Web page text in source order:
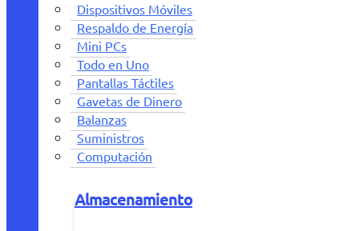
Dispositivos Móviles
Respaldo de Energía
Mini PCs
Todo en Uno
Pantallas Táctiles
Gavetas de Dinero
Balanzas
Suministros
Computación
Almacenamiento